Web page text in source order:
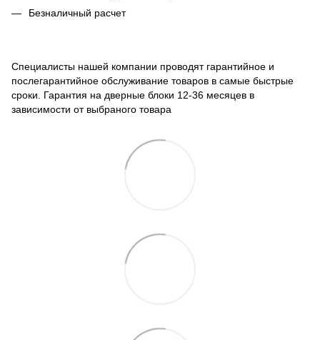
Безналичный расчет
Специалисты нашей компании проводят гарантийное и
послегарантийное обслуживание товаров в самые быстрые
сроки. Гарантия на дверные блоки 12-36 месяцев в
зависимости от выбраного товара